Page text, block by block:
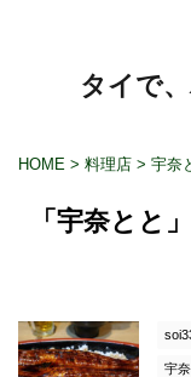
タイで
HOME > 料理店 > 宇奈
「宇奈とと
宇